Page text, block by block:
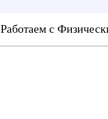
Работаем с